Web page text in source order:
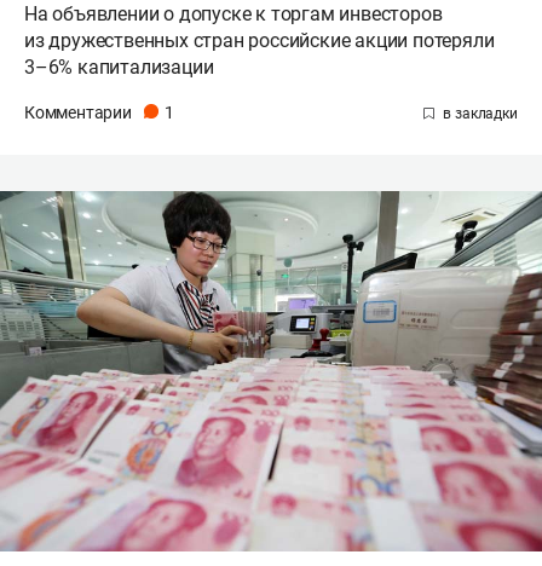
На объявлении о допуске к торгам инвесторов
из дружественных стран российские акции потеряли
3–6% капитализации
Комментарии 1